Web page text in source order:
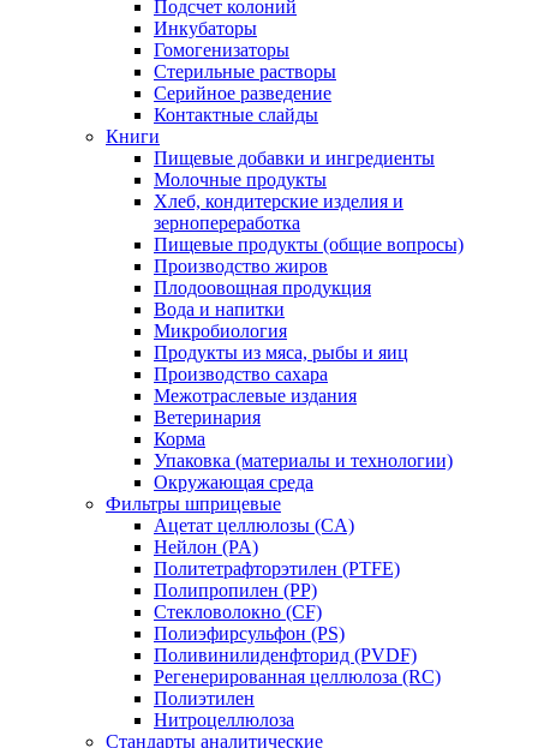
Подсчет колоний
Инкубаторы
Гомогенизаторы
Стерильные растворы
Серийное разведение
Контактные слайды
Книги
Пищевые добавки и ингредиенты
Молочные продукты
Хлеб, кондитерские изделия и
зернопереработка
Пищевые продукты (общие вопросы)
Производство жиров
Плодоовощная продукция
Вода и напитки
Микробиология
Продукты из мяса, рыбы и яиц
Производство сахара
Межотраслевые издания
Ветеринария
Корма
Упаковка (материалы и технологии)
Окружающая среда
Фильтры шприцевые
Ацетат целлюлозы (CA)
Нейлон (PA)
Политетрафторэтилен (PTFE)
Полипропилен (PP)
Стекловолокно (CF)
Полиэфирсульфон (PS)
Поливинилиденфторид (PVDF)
Регенерированная целлюлоза (RC)
Полиэтилен
Нитроцеллюлоза
Стандарты аналитические